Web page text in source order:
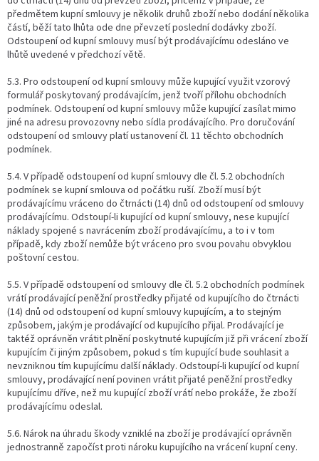
předmětem kupní smlouvy je několik druhů zboží nebo dodání několika
částí, běží tato lhůta ode dne převzetí poslední dodávky zboží.
Odstoupení od kupní smlouvy musí být prodávajícímu odesláno ve
lhůtě uvedené v předchozí větě.
5.3. Pro odstoupení od kupní smlouvy může kupující využit vzorový
formulář poskytovaný prodávajícím, jenž tvoří přílohu obchodních
podmínek. Odstoupení od kupní smlouvy může kupující zasílat mimo
jiné na adresu provozovny nebo sídla prodávajícího. Pro doručování
odstoupení od smlouvy platí ustanovení čl. 11 těchto obchodních
podmínek.
5.4. V případě odstoupení od kupní smlouvy dle čl. 5.2 obchodních
podmínek se kupní smlouva od počátku ruší. Zboží musí být
prodávajícímu vráceno do čtrnácti (14) dnů od odstoupení od smlouvy
prodávajícímu. Odstoupí-li kupující od kupní smlouvy, nese kupující
náklady spojené s navrácením zboží prodávajícímu, a to i v tom
případě, kdy zboží nemůže být vráceno pro svou povahu obvyklou
poštovní cestou.
5.5. V případě odstoupení od smlouvy dle čl. 5.2 obchodních podmínek
vrátí prodávající peněžní prostředky přijaté od kupujícího do čtrnácti
(14) dnů od odstoupení od kupní smlouvy kupujícím, a to stejným
způsobem, jakým je prodávající od kupujícího přijal. Prodávající je
taktéž oprávněn vrátit plnění poskytnuté kupujícím již při vrácení zboží
kupujícím či jiným způsobem, pokud s tím kupující bude souhlasit a
nevzniknou tím kupujícímu další náklady. Odstoupí-li kupující od kupní
smlouvy, prodávající není povinen vrátit přijaté peněžní prostředky
kupujícímu dříve, než mu kupující zboží vrátí nebo prokáže, že zboží
prodávajícímu odeslal.
5.6. Nárok na úhradu škody vzniklé na zboží je prodávající oprávněn
jednostranně započíst proti nároku kupujícího na vrácení kupní ceny.